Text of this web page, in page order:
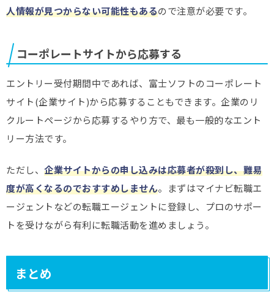
人情報が見つからない可能性もあるので注意が必要です。
コーポレートサイトから応募する
エントリー受付期間中であれば、富士ソフトのコーポレート
サイト(企業サイト)から応募することもできます。企業のリ
クルートページから応募するやり方で、最も一般的なエント
リー方法です。
ただし、 企業サイトからの申し込みは応募者が殺到し、難易
度が高くなるのでおすすめしません。まずはマイナビ転職エ
ージェントなどの転職エージェントに登録し、プロのサポー
トを受けながら有利に転職活動を進めましょう。
まとめ